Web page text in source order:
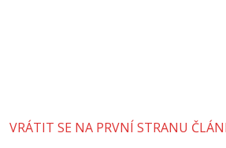
VRÁTIT SE NA PRVNÍ STRANU